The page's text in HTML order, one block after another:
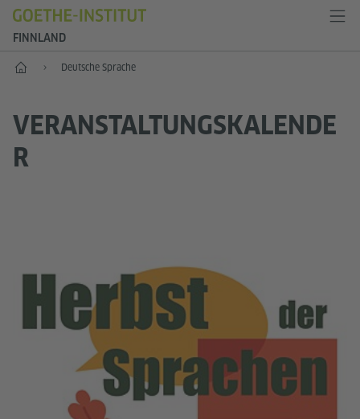
FINNLAND
Start Deutsche Sprache
VERANSTALTUNGSKALENDE
R